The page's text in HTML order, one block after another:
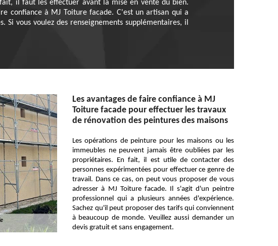
il faut les effectuer avant la mise en vente du bien.
confiance à MJ Toiture facade. C'est un artisan qui a
vous voulez des renseignements supplémentaires, il
Les avantages de faire confiance à MJ
Toiture facade pour effectuer les travaux
de rénovation des peintures des maisons
Les opérations de peinture pour les maisons ou les
immeubles ne peuvent jamais être oubliées par les
propriétaires. En fait, il est utile de contacter des
personnes expérimentées pour effectuer ce genre de
travail. Dans ce cas, on peut vous proposer de vous
adresser à MJ Toiture facade. Il s'agit d'un peintre
professionnel qui a plusieurs années d'expérience.
Sachez qu'il peut proposer des tarifs qui conviennent
à beaucoup de monde. Veuillez aussi demander un
devis gratuit et sans engagement.